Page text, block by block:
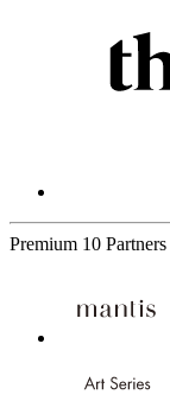
Premium 10 Partners